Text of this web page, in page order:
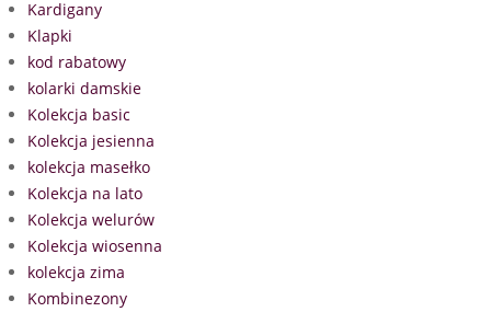
Kardigany
Klapki
kod rabatowy
kolarki damskie
Kolekcja basic
Kolekcja jesienna
kolekcja masełko
Kolekcja na lato
Kolekcja welurów
Kolekcja wiosenna
kolekcja zima
Kombinezony